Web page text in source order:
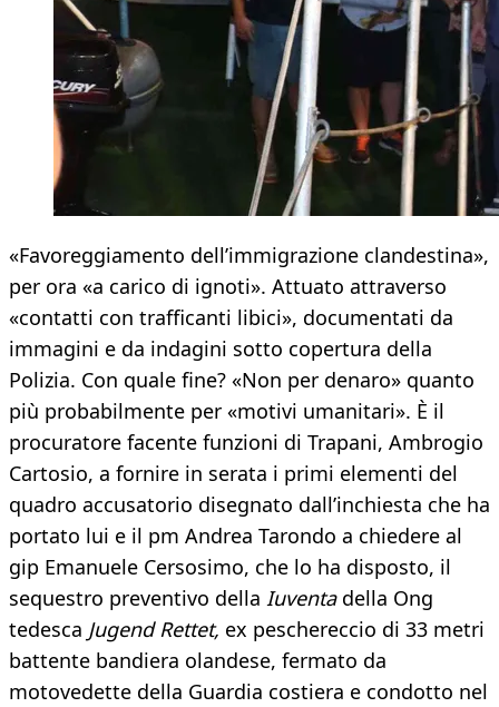
«Favoreggiamento dell’immigrazione clandestina»,
per ora «a carico di ignoti». Attuato attraverso
«contatti con trafficanti libici», documentati da
immagini e da indagini sotto copertura della
Polizia. Con quale fine? «Non per denaro» quanto
più probabilmente per «motivi umanitari». È il
procuratore facente funzioni di Trapani, Ambrogio
Cartosio, a fornire in serata i primi elementi del
quadro accusatorio disegnato dall’inchiesta che ha
portato lui e il pm Andrea Tarondo a chiedere al
gip Emanuele Cersosimo, che lo ha disposto, il
sequestro preventivo della Iuventadella Ong
tedesca Jugend Rettet, ex peschereccio di 33 metri
battente bandiera olandese, fermato da
motovedette della Guardia costiera e condotto nel